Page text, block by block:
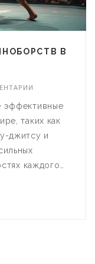
В
эффективные
таких как
джитсу и
каждого